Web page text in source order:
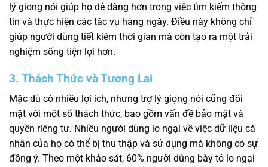
lý giọng nói giúp họ dễ dàng hơn trong việc tìm kiếm thông
tin và thực hiện các tác vụ hàng ngày. Điều này không chỉ
giúp người dùng tiết kiệm thời gian mà còn tạo ra một trải
nghiệm sống tiện lợi hơn.
3. Thách Thức và Tương Lai
Mặc dù có nhiều lợi ích, nhưng trợ lý giọng nói cũng đối
mặt với một số thách thức, bao gồm vấn đề bảo mật và
quyền riêng tư. Nhiều người dùng lo ngại về việc dữ liệu cá
nhân của họ có thể bị thu thập và sử dụng mà không có sự
đồng ý. Theo một khảo sát, 60% người dùng bày tỏ lo ngại